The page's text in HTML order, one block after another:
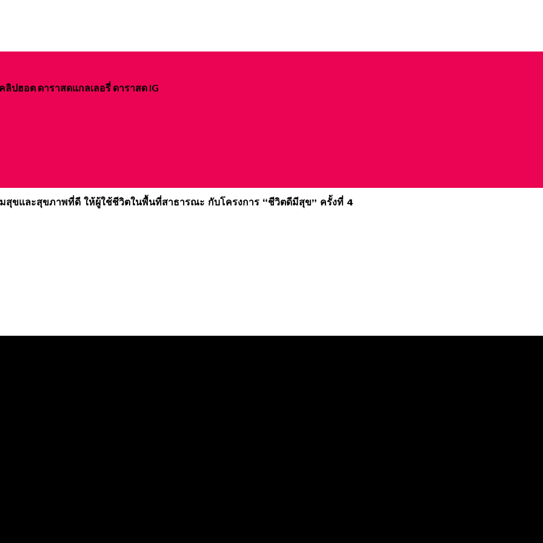
ปฮอต ดาราสดแกลเลอรี่ ดาราสด IG
สุขและสุขภาพที่ดี ให้ผู้ใช้ชีวิตในพื้นที่สาธารณะ กับโครงการ “ชีวิตดีมีสุข” ครั้งที่ 4